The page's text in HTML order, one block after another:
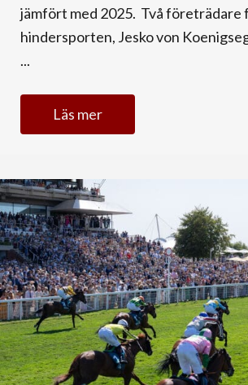
jämfört med 2025. Två företrädare
hindersporten, Jesko von
...
Läs mer